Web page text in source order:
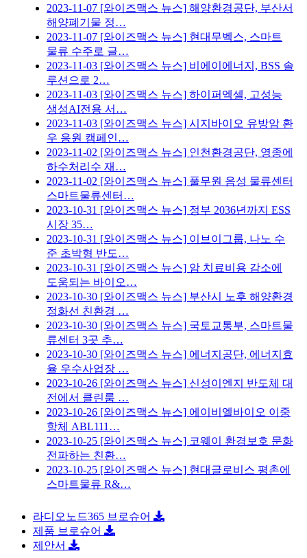
2023-11-07 [와이즈맥스 뉴스] 해양환경공단, 부산서
해양폐기물 정…
2023-11-07 [와이즈맥스 뉴스] 현대무벡스, 스마트
물류 수주로 글…
2023-11-03 [와이즈맥스 뉴스] 비에이에너지, BSS 솔
루션으로 2…
2023-11-03 [와이즈맥스 뉴스] 하이퍼엑셀, 고성능
생성AI전용 서…
2023-11-03 [와이즈맥스 뉴스] 시지바이오 유방암 환
우 응원 캠페인…
2023-11-02 [와이즈맥스 뉴스] 인천환경공단, 영종에
하수처리수 재…
2023-11-02 [와이즈맥스 뉴스] 풀무원 음성 물류센터
스마트물류센터…
2023-10-31 [와이즈맥스 뉴스] 정부 2036년까지 ESS
시장 35…
2023-10-31 [와이즈맥스 뉴스] 이브이그룹, 나노 수
준 초박형 반도…
2023-10-31 [와이즈맥스 뉴스] 암 치료비용 감소에
도움되는 바이오…
2023-10-30 [와이즈맥스 뉴스] 부산시 노후 해양환경
정화선 친환경 …
2023-10-30 [와이즈맥스 뉴스] 국토교통부, 스마트물
류센터 3곳 추…
2023-10-30 [와이즈맥스 뉴스] 에너지공단, 에너지효
율 우수사업장 …
2023-10-26 [와이즈맥스 뉴스] 신성이엔지 반도체 대
전에서 클린룸 …
2023-10-26 [와이즈맥스 뉴스] 에이비엘바이오 이중
항체 ABL111…
2023-10-25 [와이즈맥스 뉴스] 코웨이 환경보호 문화
전파하는 친환…
2023-10-25 [와이즈맥스 뉴스] 현대글로비스 평촌에
스마트물류 R&…
라디오노드365 브로슈어
제품 브로슈어
제안서